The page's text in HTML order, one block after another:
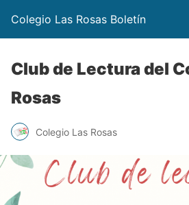
Colegio Las Rosas Boletín
Club de Lectura del
Rosas
Colegio Las Rosas